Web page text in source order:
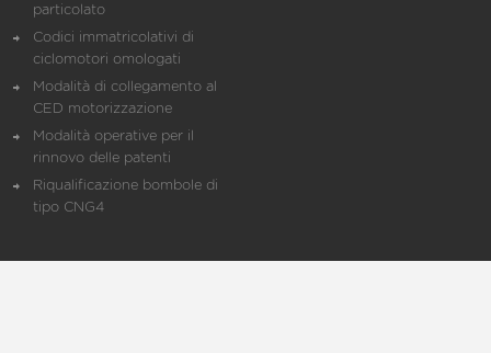
particolato
Codici immatricolativi di
ciclomotori omologati
Modalità di collegamento al
CED motorizzazione
Modalità operative per il
rinnovo delle patenti
Riqualificazione bombole di
tipo CNG4